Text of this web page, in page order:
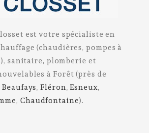
est votre spécialiste en
(chaudières, pompes à
sanitaire, plomberie et
à Forêt (près de
Beaufays,Fléron,Esneux,
, Chaudfontaine).